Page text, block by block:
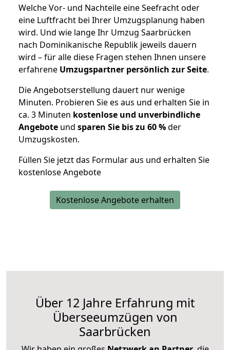
Welche Vor- und Nachteile eine Seefracht oder
eine Luftfracht bei Ihrer Umzugsplanung haben
wird. Und wie lange Ihr Umzug Saarbrücken
nach Dominikanische Republik jeweils dauern
wird – für alle diese Fragen stehen Ihnen unsere
erfahrene Umzugspartner persönlich zur Seite.
Die Angebotserstellung dauert nur wenige
Minuten. Probieren Sie es aus und erhalten Sie in
ca. 3 Minuten kostenlose und unverbindliche
Angebote und sparen Sie bis zu 60 %der
Umzugskosten.
Füllen Sie jetzt das Formular aus und erhalten Sie
kostenlose Angebote
Kostenlose Angebote erhalten
Über 12 Jahre Erfahrung mit
Überseeumzügen von
Saarbrücken